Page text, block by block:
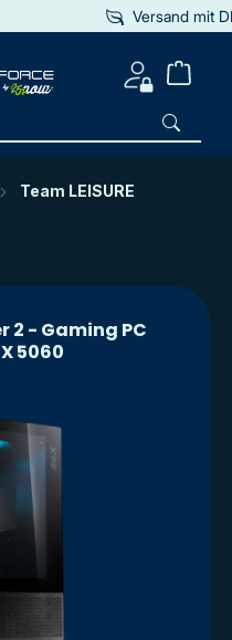
Versand mit
Team LEISURE
2 - Gaming PC
5060